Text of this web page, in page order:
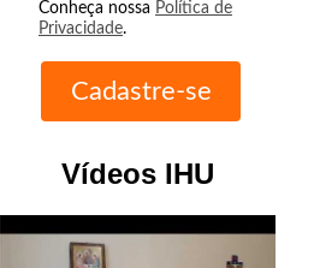
Conheça nossa Política de
Privacidade.
Vídeos IHU